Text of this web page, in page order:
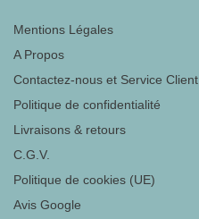
Mentions Légales
A Propos
Contactez-nous et Service Client
Politique de confidentialité
Livraisons & retours
C.G.V.
Politique de cookies (UE)
Avis Google